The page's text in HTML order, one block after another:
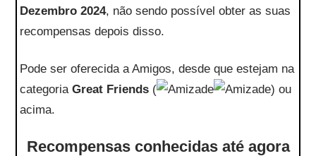
Dezembro 2024, não sendo possível obter as suas
recompensas depois disso.
Pode ser oferecida a Amigos, desde que estejam na
categoria Great Friends(
) ou
acima.
Recompensas conhecidas até agora